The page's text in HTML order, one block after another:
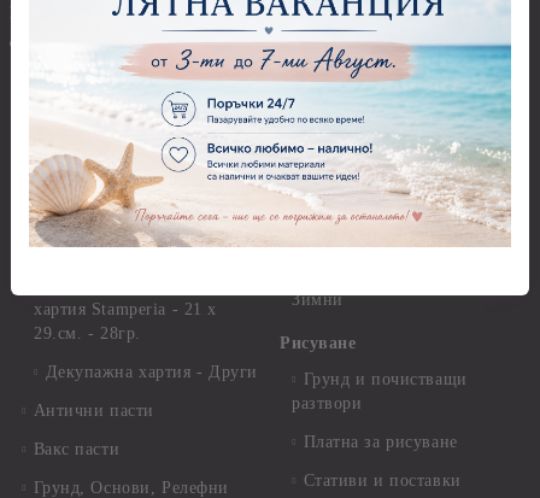
Приложни техники и
Декупаж
Декупажна хартия
Оризова декупажна
хартия А4 - Alchemy of Art -
25-30 гр.
Оризова декупажна хартия
А4 - Itd. Collection - 25-30
гр.
хартия Stamperia - 21 х
29.см. - 28гр.
Декупажна хартия - Други
Антични пасти
Вакс пасти
Грунд, Основи, Релефни
Перфоратори Основни
Фигури - кръгове, овали
Перфоратори - Сърца и
звезди
Перфоратори - Цветя, листа
и клонки
Перфоратори - Детски
Перфоратори - Животни
Зимни
Рисуване
Грунд и почистващи
разтвори
Платна за рисуване
Стативи и поставки